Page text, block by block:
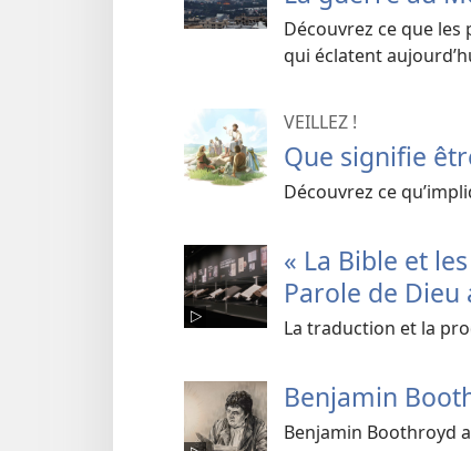
Découvrez ce que
qui éclatent
VEILLEZ !
Que signifie
Découvrez ce
« La Bible et
Parole de
La traduction et la
Benjamin
Benjamin Boothroyd